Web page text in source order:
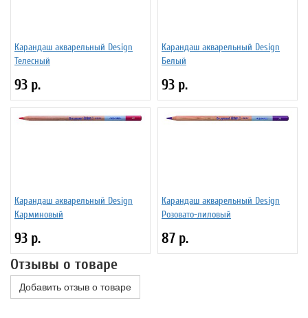
Карандаш акварельный Design
Телесный
93 р.
Карандаш акварельный Design
Белый
93 р.
Карандаш акварельный Design
Карминовый
93 р.
Карандаш акварельный Design
Розовато-лиловый
87 р.
Отзывы о товаре
Добавить отзыв о товаре